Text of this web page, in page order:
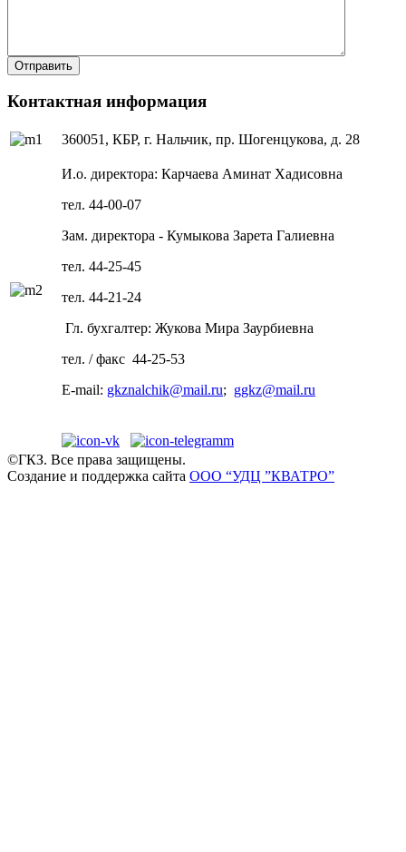
Отправить
Контактная информация
360051, КБР, г. Нальчик, пр. Шогенцукова, д. 28
И.о. директора: Карчаева Аминат Хадисовна
тел. 44-00-07
Зам. директора - Кумыкова Зарета Галиевна
тел. 44-25-45
тел. 44-21-24
Гл. бухгалтер: Жукова Мира Заурбиевна
тел. / факс 44-25-53
E-mail: gkznalchik@mail.ru; ggkz@mail.ru
©ГКЗ. Все права защищены.
Создание и поддержка сайта ООО “УДЦ ”КВАТРО”